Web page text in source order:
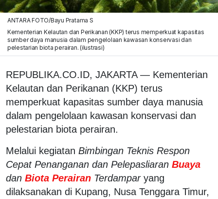
ANTARA FOTO/Bayu Pratama S
Kementerian Kelautan dan Perikanan (KKP) terus memperkuat kapasitas
sumber daya manusia dalam pengelolaan kawasan konservasi dan
pelestarian biota perairan. (ilustrasi)
REPUBLIKA.CO.ID, JAKARTA — Kementerian
Kelautan dan Perikanan (KKP) terus
memperkuat kapasitas sumber daya manusia
dalam pengelolaan kawasan konservasi dan
pelestarian biota perairan.
Melalui kegiatan Bimbingan Teknis Respon
Cepat Penanganan dan Pelepasliaran Buaya
dan Biota Perairan Terdamparyang
dilaksanakan di Kupang, Nusa Tenggara Timur,